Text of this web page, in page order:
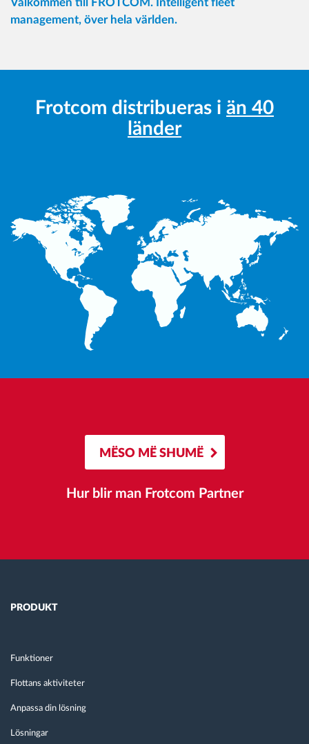
Välkommen till FROTCOM. Intelligent fleet
management, över hela världen.
Frotcom distribueras i än 40
länder
MËSO MË SHUMË
Hur blir man Frotcom Partner
PRODUKT
Funktioner
Flottans aktiviteter
Anpassa din lösning
Lösningar